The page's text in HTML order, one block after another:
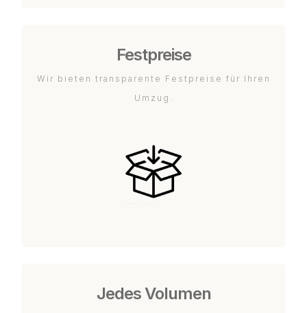
Festpreise
Wir bieten transparente Festpreise für Ihren
Umzug.
Jedes Volumen